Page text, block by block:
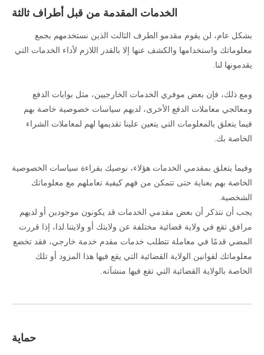
الخدمات المقدمة من قبل أطراف ثالثة
بشكل عام، لن يقوم مقدمو الطرف الثالث الذين نستخدمهم بجمع
معلوماتك واستخدامها والكشف عنها إلا بالقدر اللازم لأداء الخدمات التي
يقدمونها لنا.
ومع ذلك، فإن بعض موفري الخدمات الخارجيين، مثل بوابات الدفع
ومعالجي معاملات الدفع الأخرى، لديهم سياسات خصوصية خاصة بهم
فيما يتعلق بالمعلومات التي يتعين علينا تقديمها لهم لمعاملات الشراء
الخاصة بك.
وفيما يتعلق بمقدمي الخدمات هؤلاء، نوصيك بقراءة سياسات الخصوصية
الخاصة بهم بعناية حتى تتمكن من فهم كيفية تعاملهم مع معلوماتك
الشخصية.
يجب أن نتذكر أن بعض مقدمي الخدمات قد يكونون موجودين أو لديهم
مرافق تقع في ولاية قضائية مختلفة عن ولايتك أو ولايتنا.لذا، إذا قررت
المضي قدمًا في معاملة تتطلب خدمات مقدم خدمة خارجي، فقد تخضع
معلوماتك لقوانين الولاية القضائية التي يقع فيها هذا المزود أو تلك
الخاصة بالولاية القضائية التي تقع فيها منشآته.
حماية